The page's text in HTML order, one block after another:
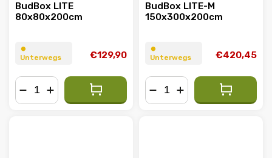
BudBox LITE
80x80x200cm
⏺︎
Unterwegs
€129,90
BudBox LITE-M
150x300x200cm
⏺︎
Unterwegs
€420,45